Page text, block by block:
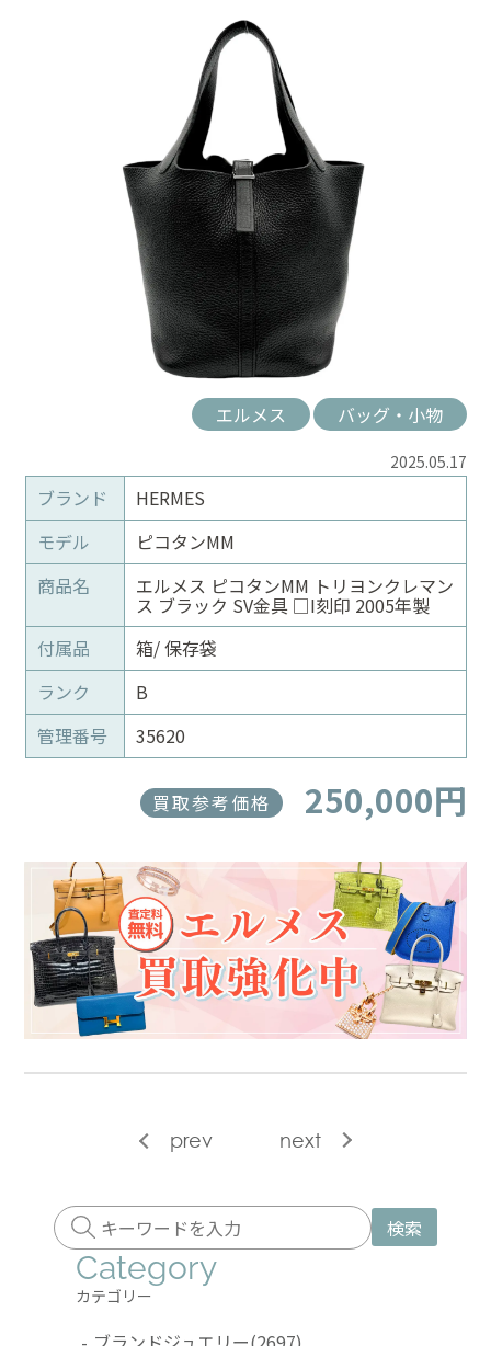
エルメス バッグ・小物
2025.05.17
ブランド
HERMES
モデル
ピコタンMM
商品名
エルメス ピコタンMM トリヨンクレマン
ス ブラック SV金具 □I刻印 2005年製
付属品
箱/ 保存袋
ランク
B
管理番号
35620
買取参考価格 250,000円
prev next
検索
Category
カテゴリー